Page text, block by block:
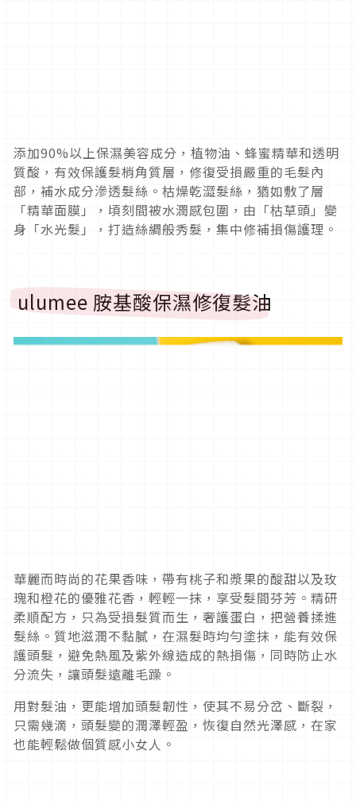
添加90%以上保濕美容成分，植物油、蜂蜜精華和透明
質酸，有效保護髮梢角質層，修復受損嚴重的毛髮內
部，補水成分滲透髮絲。枯燥乾澀髮絲，猶如敷了層
「精華面膜」，頃刻間被水潤感包圍，由「枯草頭」變
身「水光髮」，打造絲綢般秀髮，集中修補損傷護理。
ulumee 胺基酸保濕修復髮油
華麗而時尚的花果香味，帶有桃子和漿果的酸甜以及玫
瑰和橙花的優雅花香，輕輕一抹，享受髮間芬芳。精研
柔順配方，只為受損髮質而生，奢護蛋白，把營養揉進
髮絲。質地滋潤不黏膩，在濕髮時均勻塗抹，能有效保
護頭髮，避免熱風及紫外線造成的熱損傷，同時防止水
分流失，讓頭髮遠離毛躁。
用對髮油，更能增加頭髮韌性，使其不易分岔、斷裂，
只需幾滴，頭髮變的潤澤輕盈，恢復自然光澤感，在家
也能輕鬆做個質感小女人。